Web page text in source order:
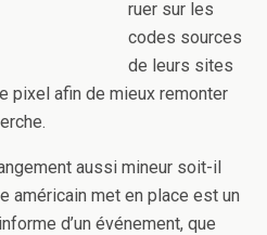
ruer sur les
codes sources
de leurs sites
pixel afin de mieux remonter
aussi mineur soit-il
américain met en place est un
d’un événement, que